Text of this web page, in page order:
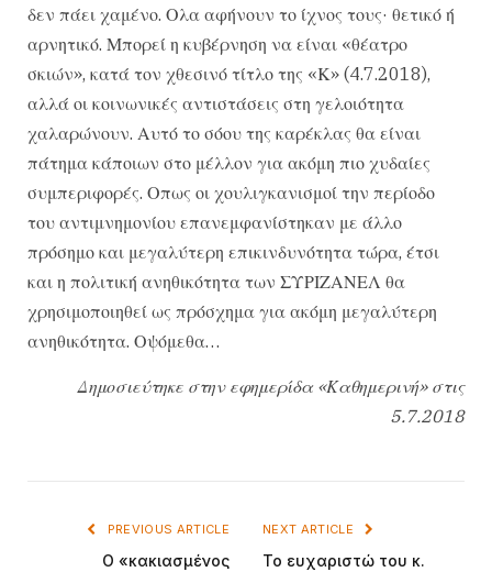
δεν πάει χαμένο. Ολα αφήνουν το ίχνος τους· θετικό ή
αρνητικό. Μπορεί η κυβέρνηση να είναι «θέατρο
σκιών», κατά τον χθεσινό τίτλο της «Κ» (4.7.2018),
αλλά οι κοινωνικές αντιστάσεις στη γελοιότητα
χαλαρώνουν. Αυτό το σόου της καρέκλας θα είναι
πάτημα κάποιων στο μέλλον για ακόμη πιο χυδαίες
συμπεριφορές. Οπως οι χουλιγκανισμοί την περίοδο
του αντιμνημονίου επανεμφανίστηκαν με άλλο
πρόσημο και μεγαλύτερη επικινδυνότητα τώρα, έτσι
και η πολιτική ανηθικότητα των ΣΥΡΙΖΑΝΕΛ θα
χρησιμοποιηθεί ως πρόσχημα για ακόμη μεγαλύτερη
ανηθικότητα. Οψόμεθα…
Δημοσιεύτηκε στην εφημερίδα «Καθημερινή» στις
5.7.2018
PREVIOUS ARTICLE
Ο «κακιασμένος
NEXT ARTICLE
Το ευχαριστώ του κ.